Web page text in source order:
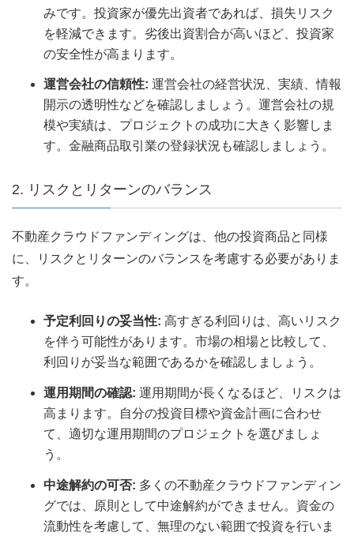
みです。投資家が優先出資者であれば、損失リスク
を軽減できます。劣後出資割合が高いほど、投資家
の安全性が高まります。
運営会社の信頼性: 運営会社の経営状況、実績、情報
開示の透明性などを確認しましょう。運営会社の規
模や実績は、プロジェクトの成功に大きく影響しま
す。金融商品取引業の登録状況も確認しましょう。
2. リスクとリターンのバランス
不動産クラウドファンディングは、他の投資商品と同様
に、リスクとリターンのバランスを考慮する必要がありま
す。
予定利回りの妥当性: 高すぎる利回りは、高いリスク
を伴う可能性があります。市場の相場と比較して、
利回りが妥当な範囲であるかを確認しましょう。
運用期間の確認: 運用期間が長くなるほど、リスクは
高まります。自分の投資目標や資金計画に合わせ
て、適切な運用期間のプロジェクトを選びましょ
う。
中途解約の可否: 多くの不動産クラウドファンディン
グでは、原則として中途解約ができません。資金の
流動性を考慮して、無理のない範囲で投資を行いま